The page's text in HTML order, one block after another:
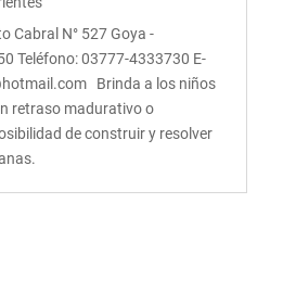
Cabral N° 527 Goya -
Teléfono: 03777-4333730 E-
Brinda a los niños
retraso madurativo o
de construir y resolver